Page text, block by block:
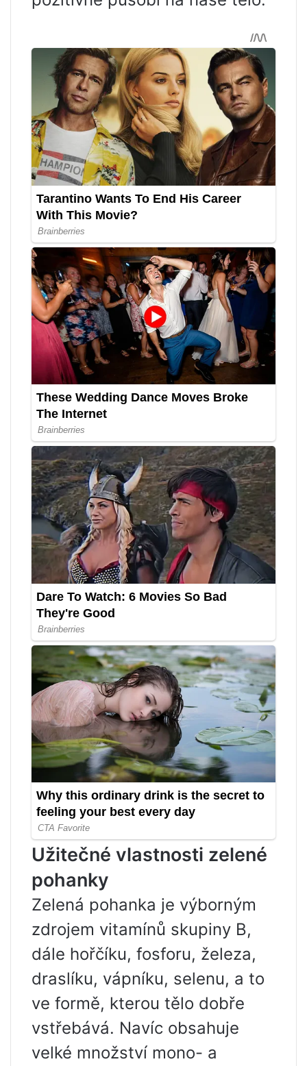
Užitečné vlastnosti zelené
pohanky
Zelená pohanka je výborným
zdrojem vitamínů skupiny B,
dále hořčíku, fosforu, železa,
draslíku, vápníku, selenu, a to
ve formě, kterou tělo dobře
vstřebává. Navíc obsahuje
velké množství mono- a